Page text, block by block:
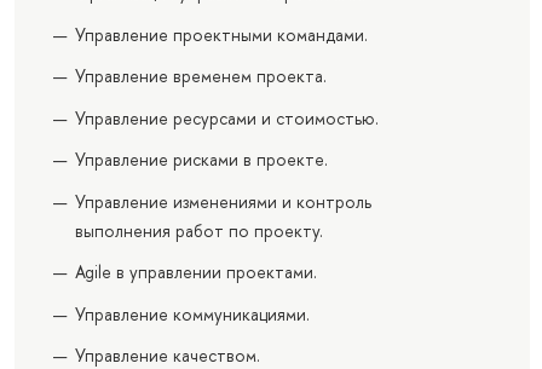
Управление проектными командами.
Управление временем проекта.
Управление ресурсами и стоимостью.
Управление рисками в проекте.
Управление изменениями и контроль
выполнения работ по проекту.
Agile в управлении проектами.
Управление коммуникациями.
Управление качеством.